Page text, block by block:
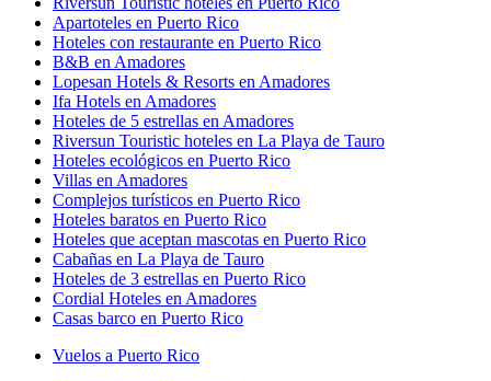
Apartoteles en Puerto Rico
Hoteles con restaurante en Puerto Rico
B&B en Amadores
Lopesan Hotels & Resorts en Amadores
Ifa Hotels en Amadores
Hoteles de 5 estrellas en Amadores
Riversun Touristic hoteles en La Playa de Tauro
Hoteles ecológicos en Puerto Rico
Villas en Amadores
Complejos turísticos en Puerto Rico
Hoteles baratos en Puerto Rico
Hoteles que aceptan mascotas en Puerto Rico
Cabañas en La Playa de Tauro
Hoteles de 3 estrellas en Puerto Rico
Cordial Hoteles en Amadores
Casas barco en Puerto Rico
Vuelos a Puerto Rico